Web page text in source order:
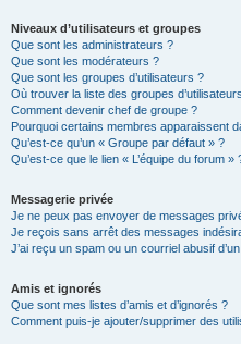
Niveaux d’utilisateurs et groupes
Que sont les administrateurs ?
Que sont les modérateurs ?
Que sont les groupes d’utilisateurs ?
Où trouver la liste des groupes
Comment devenir chef de groupe ?
Pourquoi certains membres apparaissent
Qu’est-ce qu’un « Groupe par défaut » ?
Qu’est-ce que le lien « L’équipe du forum »
Messagerie privée
Je ne peux pas envoyer de messages
Je reçois sans arrêt des messages
J’ai reçu un spam ou un courriel abusif
Amis et ignorés
Que sont mes listes d’amis et d’ignorés ?
Comment puis-je ajouter/supprimer des